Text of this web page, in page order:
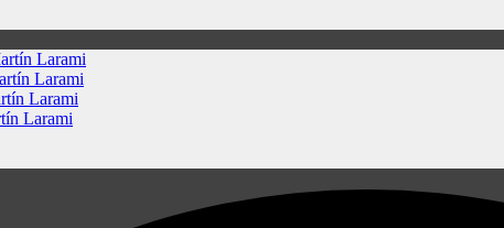
Larami
Larami
Larami
Larami